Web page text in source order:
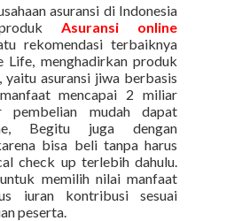
asuransi di Indonesia
Asuransi online
rekomendasi terbaiknya
Life, menghadirkan produk
yaitu asuransi jiwa berbasis
mencapai 2 miliar
pembelian mudah dapat
Begitu juga dengan
bisa beli tanpa harus
check up terlebih dahulu.
memilih nilai manfaat
iuran kontribusi sesuai
peserta.